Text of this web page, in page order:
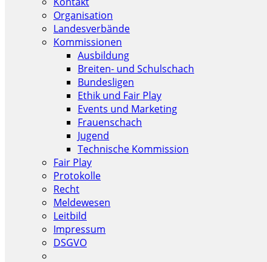
Organisation
Landesverbände
Kommissionen
Ausbildung
Breiten- und Schulschach
Bundesligen
Ethik und Fair Play
Events und Marketing
Frauenschach
Jugend
Technische Kommission
Fair Play
Protokolle
Recht
Meldewesen
Leitbild
Impressum
DSGVO